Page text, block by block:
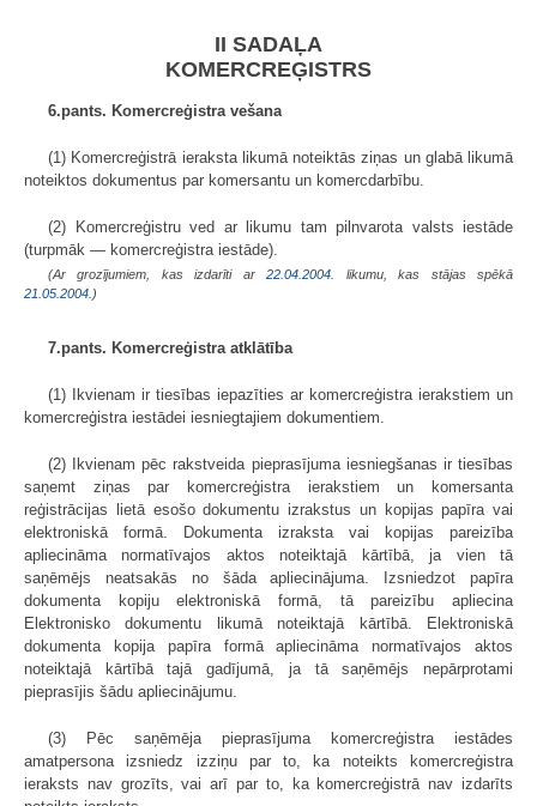
II SADAĻA
KOMERCREĢISTRS
6.pants. Komercreģistra vešana
(1) Komercreģistrā ieraksta likumā noteiktās ziņas un glabā likumā
noteiktos dokumentus par komersantu un komercdarbību.
(2) Komercreģistru ved ar likumu tam pilnvarota valsts iestāde
(turpmāk — komercreģistra iestāde).
(Ar grozījumiem, kas izdarīti ar22.04.2004 . likumu, kas stājas spēkā
21.05.2004. )
7.pants. Komercreģistra atklātība
(1) Ikvienam ir tiesības iepazīties ar komercreģistra ierakstiem un
komercreģistra iestādei iesniegtajiem dokumentiem.
(2) Ikvienam pēc rakstveida pieprasījuma iesniegšanas ir tiesības
saņemt ziņas par komercreģistra ierakstiem un komersanta
reģistrācijas lietā esošo dokumentu izrakstus un kopijas papīra vai
elektroniskā formā. Dokumenta izraksta vai kopijas pareizība
apliecināma normatīvajos aktos noteiktajā kārtībā, ja vien tā
saņēmējs neatsakās no šāda apliecinājuma. Izsniedzot papīra
dokumenta kopiju elektroniskā formā, tā pareizību apliecina
Elektronisko dokumentu likumā noteiktajā kārtībā. Elektroniskā
dokumenta kopija papīra formā apliecināma normatīvajos aktos
noteiktajā kārtībā tajā gadījumā, ja tā saņēmējs nepārprotami
pieprasījis šādu apliecinājumu.
(3) Pēc saņēmēja pieprasījuma komercreģistra iestādes
amatpersona izsniedz izziņu par to, ka noteikts komercreģistra
ieraksts nav grozīts, vai arī par to, ka komercreģistrā nav izdarīts